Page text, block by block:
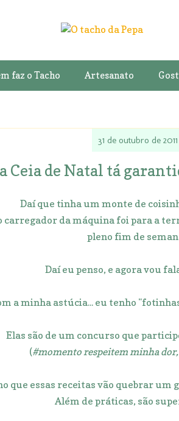
faz o Tacho Artesanato
31 de outubro de 2011
Ceia de Natal tá
Daí que tinha um monte de
carregador da máquina foi para a
pleno fim de
Daí eu penso, e agora vou
a minha astúcia... eu tenho
Elas são de um concurso que
(#momento respeitem minha
que essas receitas vão quebrar um
Além de práticas, são